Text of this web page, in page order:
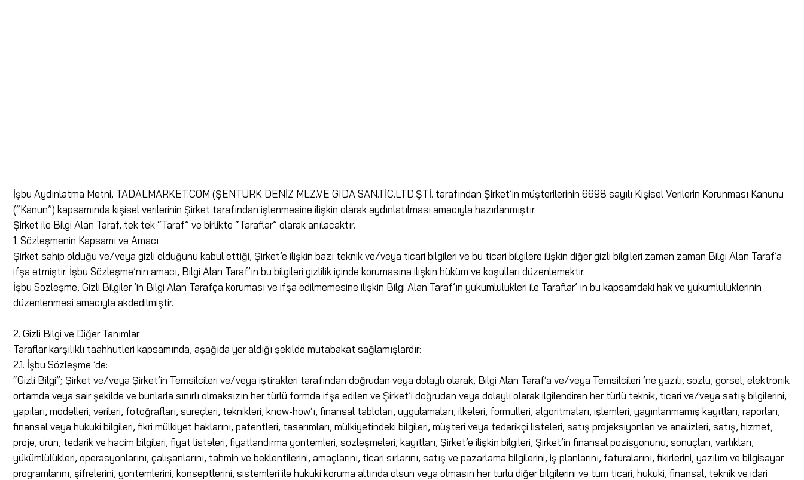
İşbu Aydınlatma Metni, TADALMARKET.COM (ŞENTÜRK DENİZ MLZ.VE GIDA SAN.TİC.LTD.ŞTİ. tarafından Şirket’in müşterilerinin 6698 sayılı Kişisel Verilerin Korunması Kanunu
(“Kanun”) kapsamında kişisel verilerinin Şirket tarafından işlenmesine ilişkin olarak aydınlatılması amacıyla hazırlanmıştır.
Şirket ile Bilgi Alan Taraf, tek tek “Taraf” ve birlikte “Taraflar” olarak anılacaktır.
​1. Sözleşmenin Kapsamı ve Amacı
Şirket sahip olduğu ve/veya gizli olduğunu kabul ettiği, Şirket’e ilişkin bazı teknik ve/veya ticari bilgileri ve bu ticari bilgilere ilişkin diğer gizli bilgileri zaman zaman Bilgi Alan Taraf’a
ifşa etmiştir. İşbu Sözleşme’nin amacı, Bilgi Alan Taraf’ın bu bilgileri gizlilik içinde korumasına ilişkin hüküm ve koşulları düzenlemektir.
İşbu Sözleşme, Gizli Bilgiler ’in Bilgi Alan Tarafça koruması ve ifşa edilmemesine ilişkin Bilgi Alan Taraf’ın yükümlülükleri ile Taraflar’ ın bu kapsamdaki hak ve yükümlülüklerinin
düzenlenmesi amacıyla akdedilmiştir.
2. Gizli Bilgi ve Diğer Tanımlar
Taraflar karşılıklı taahhütleri kapsamında, aşağıda yer aldığı şekilde mutabakat sağlamışlardır:
2.1. İşbu Sözleşme ’de:
“Gizli Bilgi”; Şirket ve/veya Şirket’in Temsilcileri ve/veya iştirakleri tarafından doğrudan veya dolaylı olarak, Bilgi Alan Taraf’a ve/veya Temsilcileri ’ne yazılı, sözlü, görsel, elektronik
ortamda veya sair şekilde ve bunlarla sınırlı olmaksızın her türlü formda ifşa edilen ve Şirket’i doğrudan veya dolaylı olarak ilgilendiren her türlü teknik, ticari ve/veya satış bilgilerini,
yapıları, modelleri, verileri, fotoğrafları, süreçleri, teknikleri, know-how’ı, finansal tabloları, uygulamaları, ilkeleri, formülleri, algoritmaları, işlemleri, yayınlanmamış kayıtları, raporları,
finansal veya hukuki bilgileri, fikri mülkiyet haklarını, patentleri, tasarımları, mülkiyetindeki bilgileri, müşteri veya tedarikçi listeleri, satış projeksiyonları ve analizleri, satış, hizmet,
proje, ürün, tedarik ve hacim bilgileri, fiyat listeleri, fiyatlandırma yöntemleri, sözleşmeleri, kayıtları, Şirket’e ilişkin bilgileri, Şirket’in finansal pozisyonunu, sonuçları, varlıkları,
yükümlülükleri, operasyonlarını, çalışanlarını, tahmin ve beklentilerini, amaçlarını, ticari sırlarını, satış ve pazarlama bilgilerini, iş planlarını, faturalarını, fikirlerini, yazılım ve bilgisayar
programlarını, şifrelerini, yöntemlerini, konseptlerini, sistemleri ile hukuki koruma altında olsun veya olmasın her türlü diğer bilgilerini ve tüm ticari, hukuki, finansal, teknik ve idari